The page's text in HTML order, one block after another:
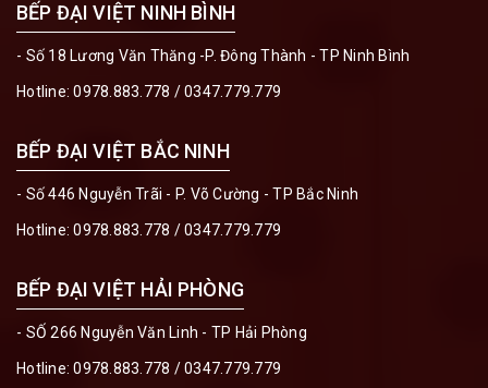
BẾP ĐẠI VIỆT NINH BÌNH
- Số 18 Lương Văn Thăng -P. Đông Thành - TP Ninh Bình
Hotline:0978.883.778 /0347.779.779
BẾP ĐẠI VIỆT BẮC NINH
- Số 446 Nguyễn Trãi - P. Võ Cường - TP Bắc Ninh
Hotline:0978.883.778 /0347.779.779
BẾP ĐẠI VIỆT HẢI PHÒNG
- SỐ 266 Nguyễn Văn Linh - TP Hải Phòng
Hotline:0978.883.778 /0347.779.779